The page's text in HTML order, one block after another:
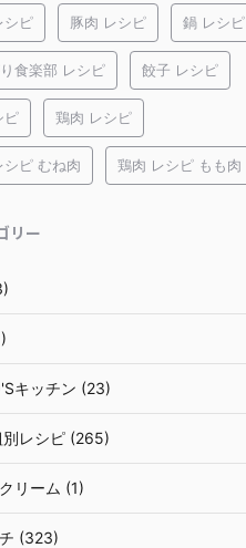
シピ 豚肉 レシピ 鍋 レシピ
食楽部 レシピ 餃子 レシピ
ピ 鶏肉 レシピ
シピ むね肉 鶏肉 レシピ もも肉
リー
キッチン (23)
別レシピ (265)
リーム (1)
(323)